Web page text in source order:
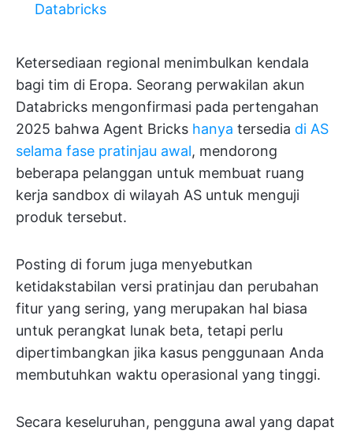
Databricks
Ketersediaan regional menimbulkan kendala
bagi tim di Eropa. Seorang perwakilan akun
Databricks mengonfirmasi pada pertengahan
2025 bahwa Agent Bricks hanya tersedia di AS
selama fase pratinjau awal, mendorong
beberapa pelanggan untuk membuat ruang
kerja sandbox di wilayah AS untuk menguji
produk tersebut.
Posting di forum juga menyebutkan
ketidakstabilan versi pratinjau dan perubahan
fitur yang sering, yang merupakan hal biasa
untuk perangkat lunak beta, tetapi perlu
dipertimbangkan jika kasus penggunaan Anda
membutuhkan waktu operasional yang tinggi.
Secara keseluruhan, pengguna awal yang dapat